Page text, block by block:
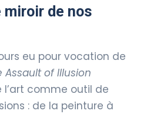
miroir de nos
eu pour vocation de
Assault of Illusion
l’art comme outil de
: de la peinture à